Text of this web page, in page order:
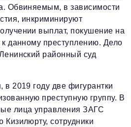
Обвиняемым, в зависимости
инкриминируют
выплат, покушение на
к данному преступлению. Дело
районный суд
2019 году две фигурантки
преступную группу. В
лица управления ЗАГС
Кизилюрту, сотрудники